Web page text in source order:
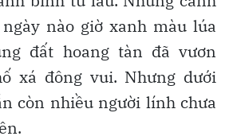
nào giờ xanh màu lúa
đất hoang tàn đã vươn
xá đông vui. Nhưng dưới
còn nhiều người lính chưa